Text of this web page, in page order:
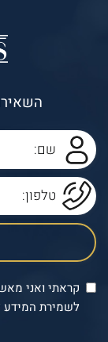
קראתי ואני
לשמירת המידע